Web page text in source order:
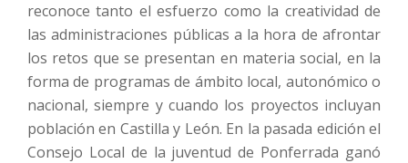
reconoce tanto el esfuerzo como la creatividad de
las administraciones públicas a la hora de afrontar
los retos que se presentan en materia social, en la
forma de programas de ámbito local, autonómico o
nacional, siempre y cuando los proyectos incluyan
población en Castilla y León. En la pasada edición el
Consejo Local de la juventud de Ponferrada ganó